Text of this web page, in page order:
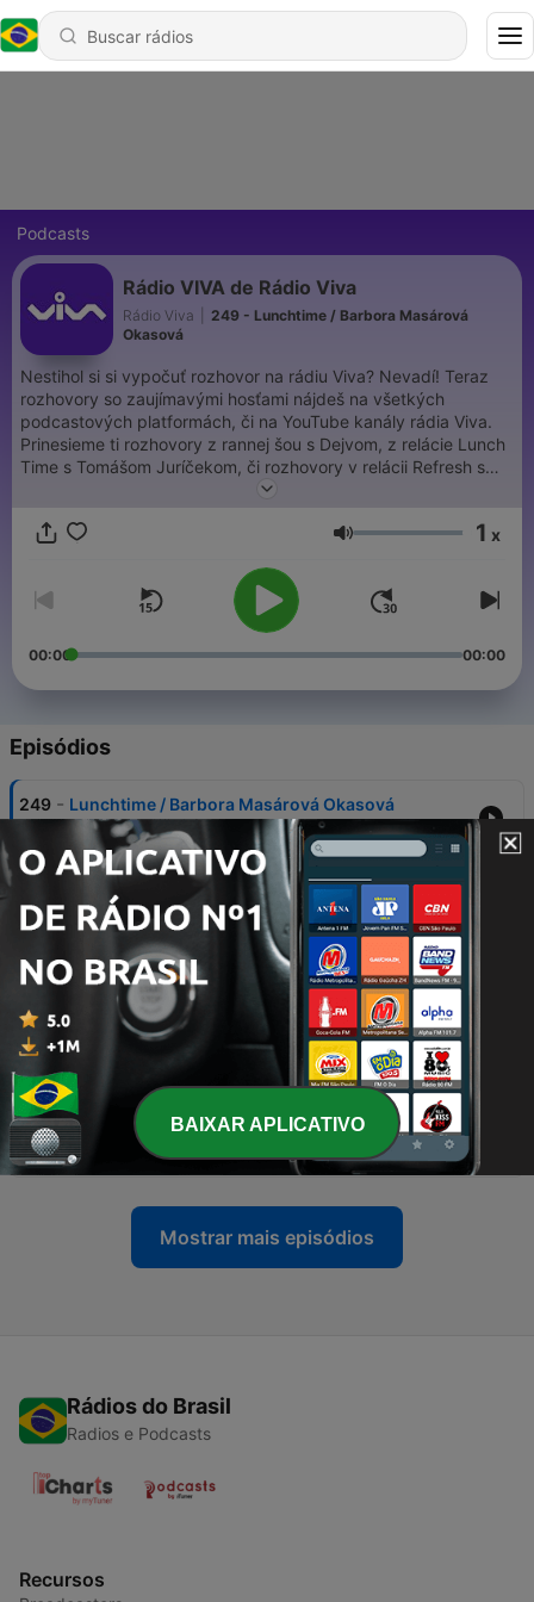
Podcasts
Rádio VIVA de Rádio Viva
Rádio Viva
249 - Lunchtime / Barbora Masárová
Okasová
Nestihol si si vypočuť rozhovor na rádiu Viva? Nevadí! Teraz
rozhovory so zaujímavými hosťami nájdeš na všetkých
podcastových platformách, či na YouTube kanály rádia Viva.
Prinesieme ti rozhovory z rannej šou s Dejvom, z relácie Lunch
Time s Tomášom Juríčekom, či rozhovory v relácii Refresh s
Volume 1 x
00:00 00:00
Episódios
249 - Lunchtime / Barbora Masárová Okasová
29 jul. 2026
248 - Ranná šou /Jozef „Spoko“ Kramár - Smola a
Hrušky
27 jul. 2026
247 - Ranná šou / ŽSR – Ing. Klaudia Krištofiaková
246 - Lunchtime / Ján Trstenský - Grape festival
14 jul. 2026
245 - Lunchtime / Alya
08 jul. 2026
Mostrar mais episódios
Rádios do Brasil
Radios e Podcasts
Recursos
BAIXAR APLICATIVO